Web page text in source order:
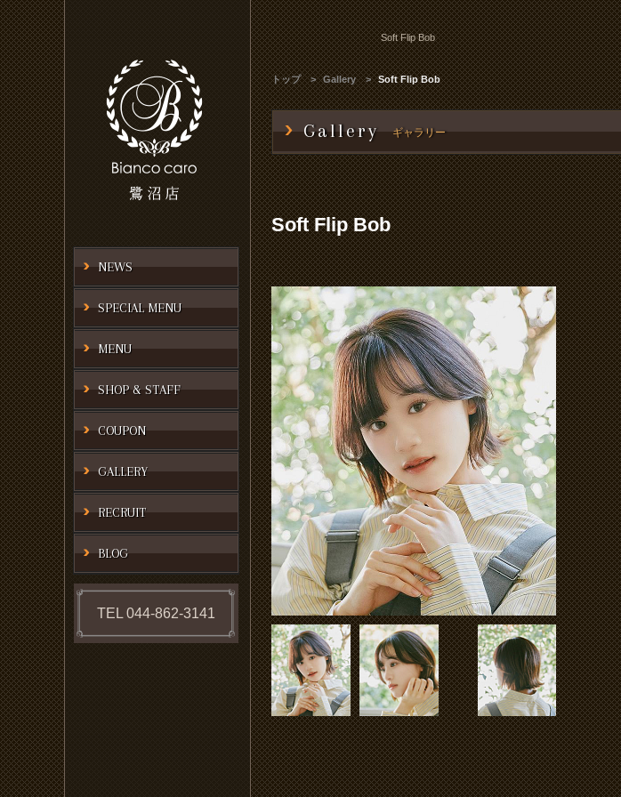
NEWS
SPECIAL MENU
MENU
SHOP & STAFF
COUPON
GALLERY
RECRUIT
BLOG
TEL 044-862-3141
Soft Flip Bob
トップ Gallery Soft Flip Bob
Gallery ギャラリー
Soft Flip Bob